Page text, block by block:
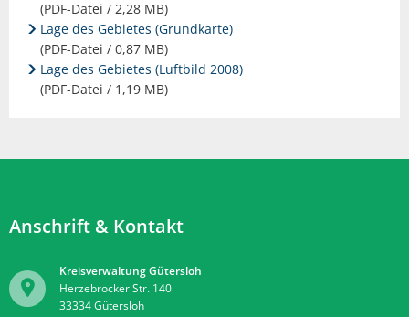
(PDF-Datei / 2,28 MB)
Lage des Gebietes (Grundkarte)
(PDF-Datei / 0,87 MB)
Lage des Gebietes (Luftbild 2008)
(PDF-Datei / 1,19 MB)
Anschrift & Kontakt
Kreisverwaltung Gütersloh
Herzebrocker Str. 140
33334Gütersloh